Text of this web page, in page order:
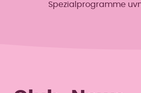
Spezialprogramme